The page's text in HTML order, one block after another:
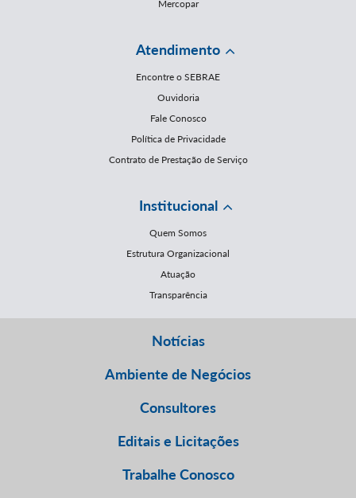
Mercopar
Atendimento
Encontre o SEBRAE
Ouvidoria
Fale Conosco
Política de Privacidade
Contrato de Prestação de Serviço
Institucional
Quem Somos
Estrutura Organizacional
Atuação
Transparência
Notícias
Ambiente de Negócios
Consultores
Editais e Licitações
Trabalhe Conosco